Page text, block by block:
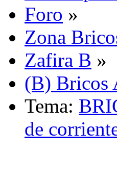
Foro »
Zona
Zafira B »
(B) Bricos
Tema:
de